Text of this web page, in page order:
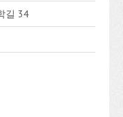
길 34